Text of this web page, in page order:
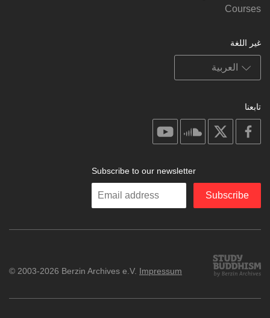
Courses
غير اللغة
تابعنا
facebook
soundcloud
Subscribe to our newsletter
Enter
Subscribe
Study
Buddhism
© 2003-2026 Berzin Archives e.V. Impressum